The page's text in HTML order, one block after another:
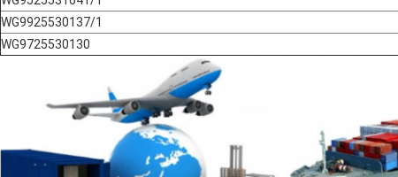
WG9925530137/1
WG9725530130